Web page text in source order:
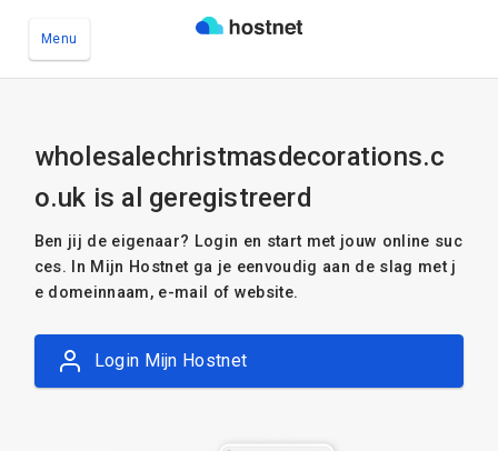
Menu
wholesalechristmasdecorations.c
o.uk is al geregistreerd
Ben jij de eigenaar? Login en start met jouw online suc
ces. In Mijn Hostnet ga je eenvoudig aan de slag met j
e domeinnaam, e-mail of website.
Login Mijn Hostnet